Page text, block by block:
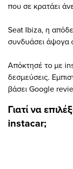
που σε κρατάει
Seat Ibiza, η
συνδυάσει άψογα
Απόκτησέ το με
δεσμεύσεις.
βάσει Google
Γιατί να
instacar;